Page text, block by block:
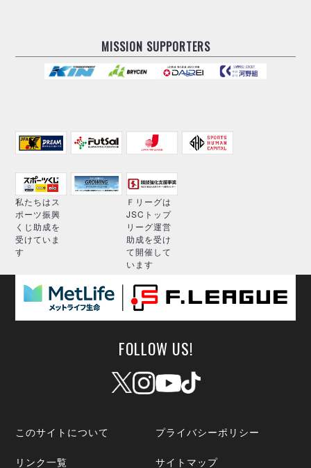
MISSION SUPPORTERS
私たちはス
ポーツ振興
くじ助成を
受けていま
す
Ｆリーグは
JSCトップ
リーグ運営
助成を受け
て開催して
います
FOLLOW US!
このサイトについて プライバシーポリシー
リンク一覧 サイトマップ